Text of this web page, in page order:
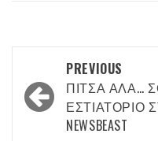
navigation
PREVIOUS
ΠΊΤΣΑ ΑΛΆ…
ΕΣΤΙΑΤΌΡΙΟ
NEWSBEAST